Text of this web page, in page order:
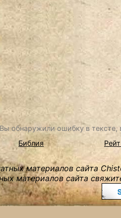
обнаружили ошибку в
Библия
материалов сайта
материалов сайта